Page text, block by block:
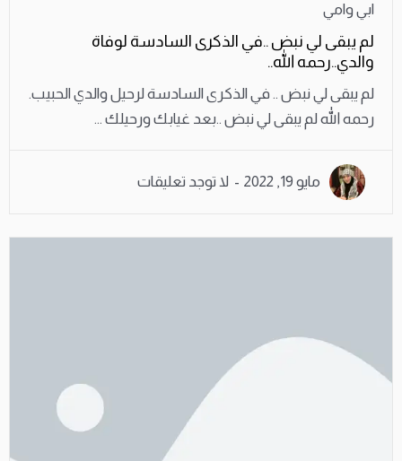
ابي وامي
لم يبقى لي نبض ..في الذكرى السادسة لوفاة
والدي..رحمه الله..
لم يبقى لي نبض .. في الذكرى السادسة لرحيل والدي الحبيب.
رحمه الله لم يبقى لي نبض ..بعد غيابك ورحيلك ...
مايو 19, 2022 لا توجد تعليقات